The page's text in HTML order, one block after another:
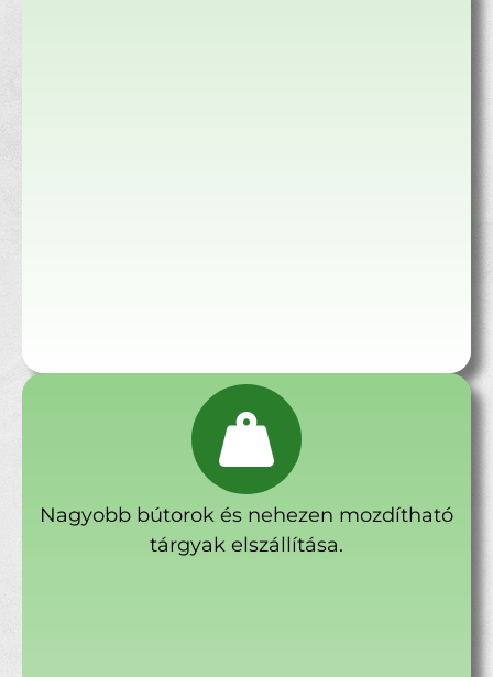
Nagyobb bútorok és nehezen mozdítható
tárgyak elszállítása.